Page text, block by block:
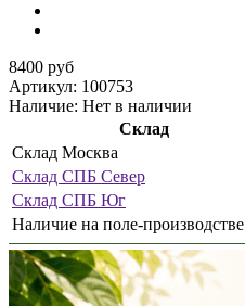
8400 руб
Артикул: 100753
Наличие: Нет в наличии
Склад
Склад Москва
Склад СПБ Север
Склад СПБ Юг
Наличие на поле-производстве